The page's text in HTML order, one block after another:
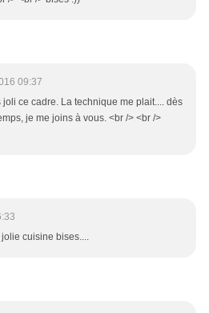
09:37
ce cadre. La technique me plait.... dès
je me joins à vous. <br /> <br />
cuisine bises....